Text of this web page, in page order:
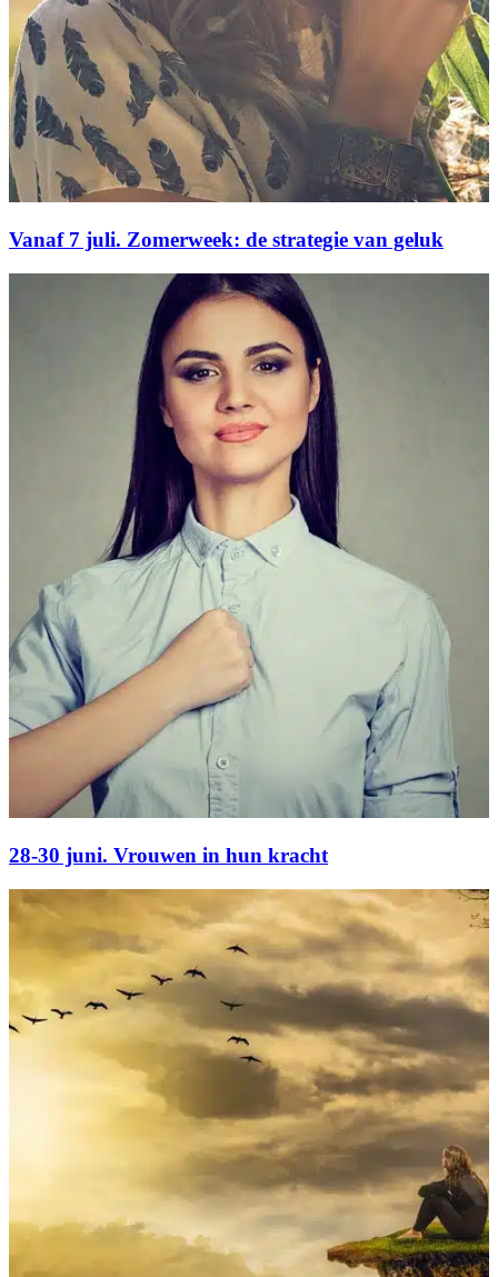
Vanaf 7 juli. Zomerweek: de strategie van geluk
28-30 juni. Vrouwen in hun kracht